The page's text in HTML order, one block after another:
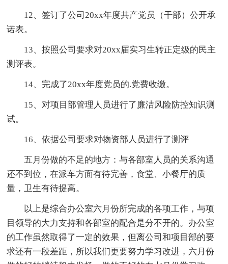
12、签订了公司20xx年度共产党员（干部）公开承
诺表。
13、按照公司要求对20xx届实习生转正定级的民主
测评表。
14、完成了20xx年度党员的.党费收缴。
15、对项目部管理人员进行了廉洁风险防控知识测
试。
16、依据公司要求对物资部人员进行了测评
五月份做的不足的地方：与各部室人员的关系沟通
还不到位，在派车方面有待完善，食堂、小餐厅的质
量，卫生有待提高。
以上是综合办公室六月份所完成的各项工作，与项
目领导的大力支持和各部室的配合是分不开的。办公室
的工作虽然取得了一定的效果，但离公司和项目部的要
求还有一段差距，所以我们更要努力学习改进，六月份